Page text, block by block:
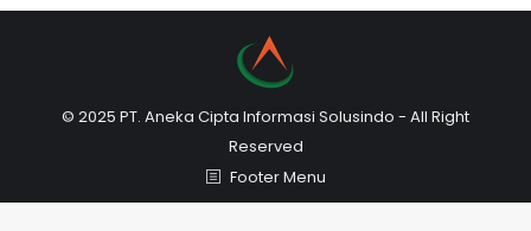
© 2025 PT. Aneka Cipta Informasi Solusindo - All Right
Reserved
Footer Menu